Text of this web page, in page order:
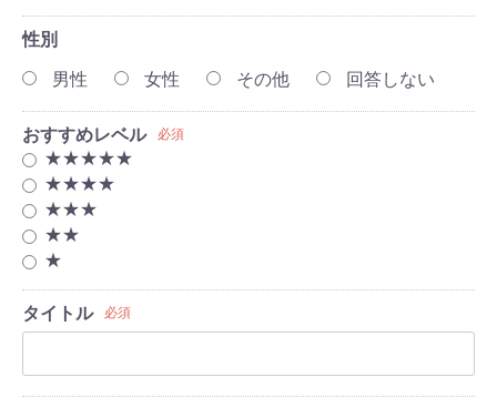
性別
男性
女性 その他 回答しない
おすすめレベル 必須
★★★★★
★★★★
★★★
★★
★
タイトル 必須